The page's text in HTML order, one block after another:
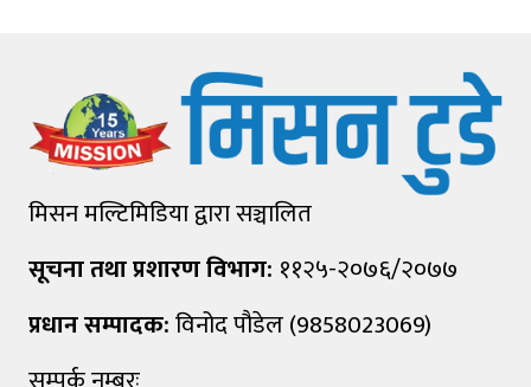
मिसन मल्टिमिडिया द्वारा सञ्चालित
सूचना तथा प्रशारण विभाग: ११२५-२०७६/२०७७
प्रधान सम्पादक:विनोद पौडेल (9858023069)